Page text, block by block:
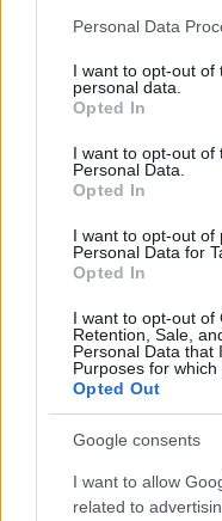
Please note that this
not limited to your visit
grant or deny consent
use your data for below
consent section.
Personal Data
I want to opt-out of
personal data.
Opted In
I want to opt-out of
Personal Data.
Opted In
I want to opt-out of
Personal Data for
Opted In
I want to opt-out of
Retention, Sale,
Personal Data that
Purposes for which
Opted Out
Google consents
I want to allow
related to
„Jó látni, hogy